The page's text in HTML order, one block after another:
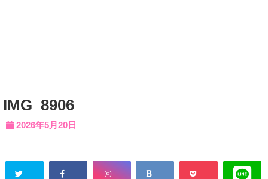
IMG_8906
2026年5月20日